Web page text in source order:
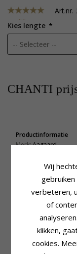
Art.nr.
Kies lengte
CHANTI
Productinformatie
Merk:Aagaard
Parel
Edelmetaal: 8 Karaat
Oppervlak: Glanzend
Edelmetaal:
Vergulde Zilveren
Glanzend
Wij
verbeteren,
of
klikken,
cookies.